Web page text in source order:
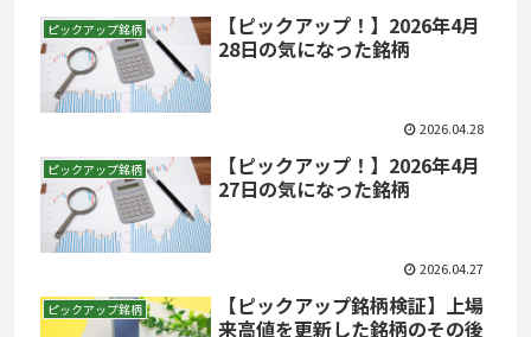
ピックアップ銘柄
【ピックアップ！】2026年4月
28日の気になった銘柄
2026.04.28
ピックアップ銘柄
【ピックアップ！】2026年4月
27日の気になった銘柄
2026.04.27
ピックアップ銘柄
【ピックアップ銘柄検証】上場
来高値を更新した銘柄のその後